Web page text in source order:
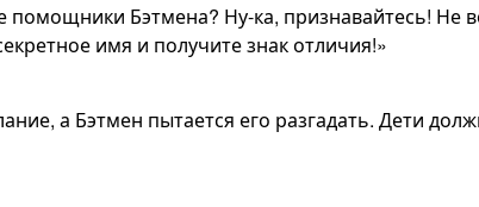
помощники Бэтмена? Ну-ка, признавайтесь! Не
имя и получите знак отличия!»
а Бэтмен пытается его разгадать. Дети